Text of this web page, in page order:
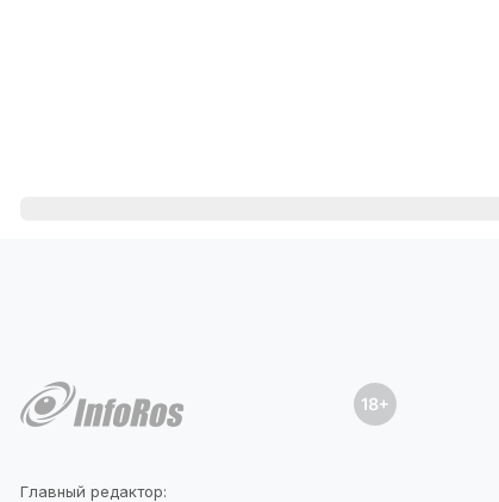
Главный редактор: